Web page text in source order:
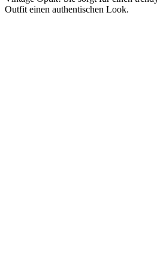
Outfit einen authentischen Look.